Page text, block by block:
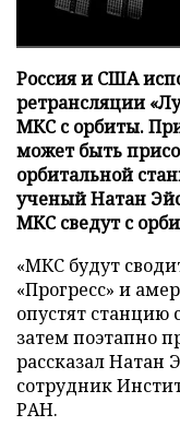
Россия и США
ретрансляции
МКС с орбиты.
может быть
орбитальной
ученый Натан
МКС сведут с
«МКС будут
«Прогресс» и
опустят станцию
затем поэтапно
рассказал
сотрудник
РАН.